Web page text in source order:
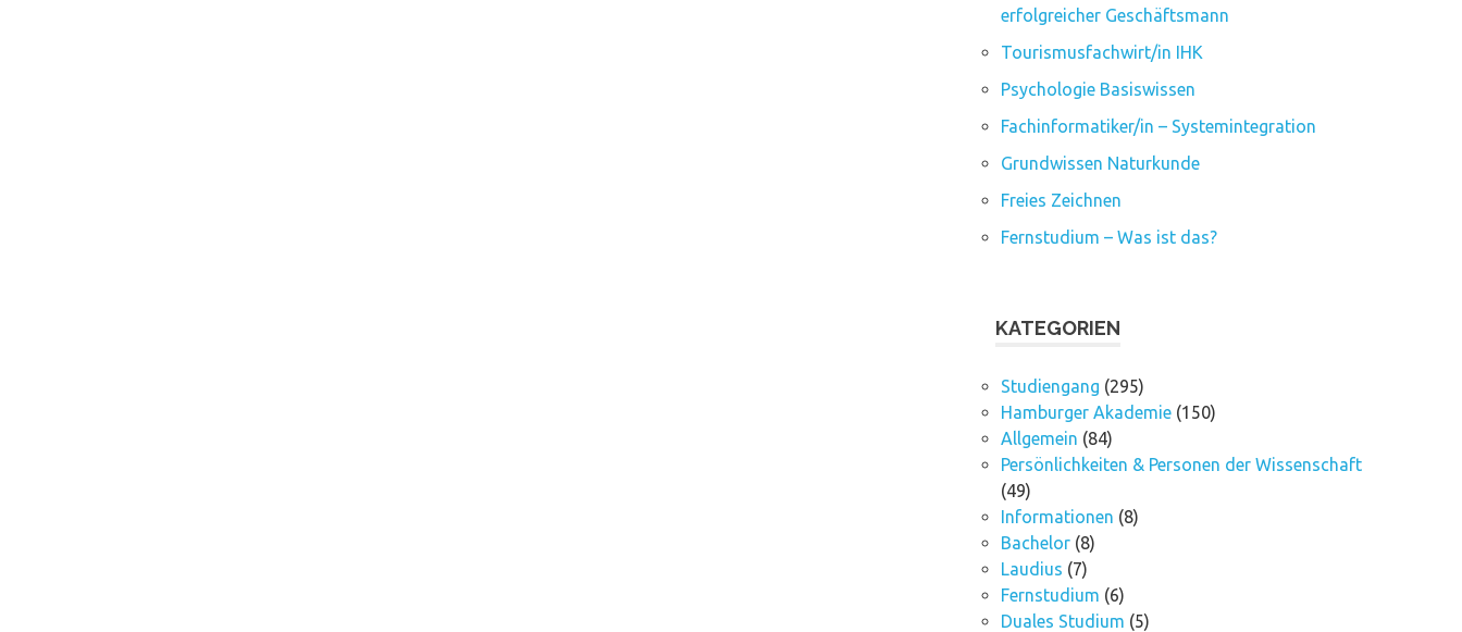
erfolgreicher Geschäftsmann
Tourismusfachwirt/in IHK
Psychologie Basiswissen
Fachinformatiker/in – Systemintegration
Grundwissen Naturkunde
Freies Zeichnen
Fernstudium – Was ist das?
KATEGORIEN
Studiengang (295)
Hamburger Akademie (150)
Allgemein (84)
Persönlichkeiten & Personen der Wissenschaft
(49)
Informationen (8)
Bachelor (8)
Laudius (7)
Fernstudium (6)
Duales Studium (5)